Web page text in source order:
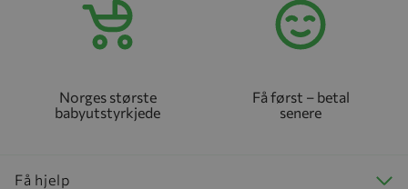
Norges største
babyutstyrkjede
Få først – betal
senere
Få hjelp